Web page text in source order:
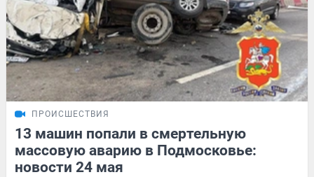
ПРОИСШЕСТВИЯ
13 машин попали в смертельную
массовую аварию в Подмосковье:
новости 24 мая